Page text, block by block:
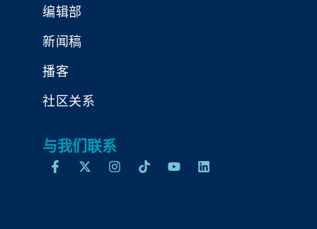
编辑部
新闻稿
播客
社区关系
与我们联系